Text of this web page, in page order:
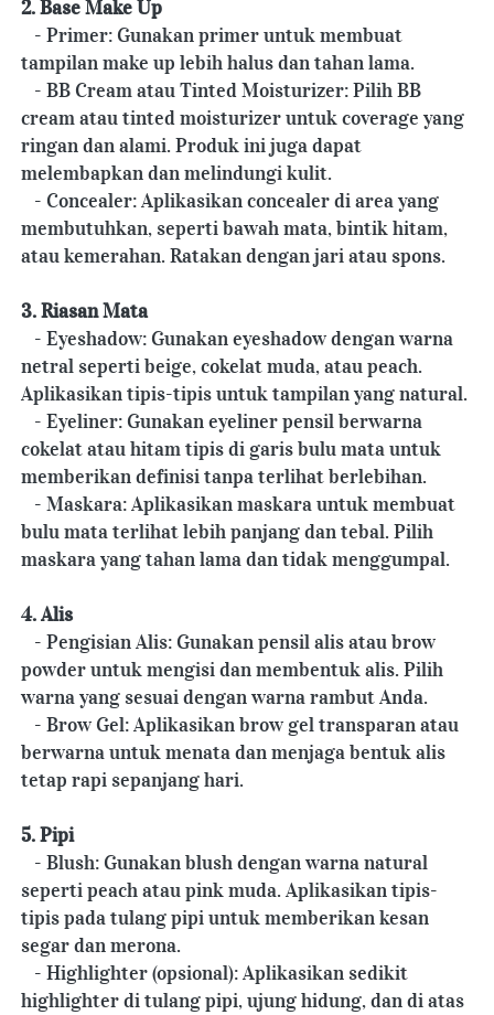
2. Base Make Up
tampilan make up lebih halus dan tahan lama.
cream atau tinted moisturizer untuk coverage yang
ringan dan alami. Produk ini juga dapat
melembapkan dan melindungi kulit.
membutuhkan, seperti bawah mata, bintik hitam,
atau kemerahan. Ratakan dengan jari atau spons.
3. Riasan Mata
netral seperti beige, cokelat muda, atau peach.
Aplikasikan tipis-tipis untuk tampilan yang natural.
cokelat atau hitam tipis di garis bulu mata untuk
memberikan definisi tanpa terlihat berlebihan.
bulu mata terlihat lebih panjang dan tebal. Pilih
maskara yang tahan lama dan tidak menggumpal.
4. Alis
powder untuk mengisi dan membentuk alis. Pilih
warna yang sesuai dengan warna rambut Anda.
berwarna untuk menata dan menjaga bentuk alis
tetap rapi sepanjang hari.
5. Pipi
seperti peach atau pink muda. Aplikasikan tipis-
tipis pada tulang pipi untuk memberikan kesan
segar dan merona.
highlighter di tulang pipi, ujung hidung, dan di atas